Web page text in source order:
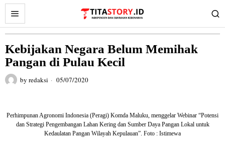
Kebijakan Negara Belum Memihak
Pangan di Pulau Kecil
by redaksi 05/07/2020
Perhimpunan Agronomi Indonesia (Peragi) Komda Maluku, menggelar Webinar “Potensi
dan Strategi Pengembangan Lahan Kering dan Sumber Daya Pangan Lokal untuk
Kedaulatan Pangan Wilayah Kepulauan”. Foto : Istimewa